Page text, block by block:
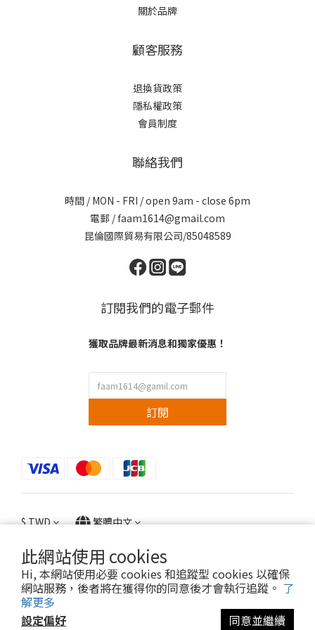
此網站使用 cookies
Hi, 本網站使用必要 cookies 和追蹤型 cookies 以確保
網站服務，後者將在獲得你的同意後才會執行追蹤。 了
解更多
設定偏好
同意並繼續
關於品牌
顧客服務
退換貨政策
隱私權政策
會員制度
聯絡我們
時間 / MON - FRI / open 9am - close 6pm
電郵 / faam1614@gmail.com
昆倫國際貿易有限公司/85048589
訂閱我們的電子郵件
獲取品牌最新消息和獨家優惠！
訂閱
$TWD 繁體中文
Copyright © 2022 faam.co All Rights Reserved.